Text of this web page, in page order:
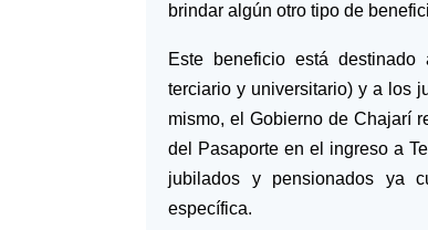
brindar algún otro tipo de
Este beneficio está
terciario y universitario) y a los
mismo, el Gobierno de Chajarí
del Pasaporte en el ingreso a
jubilados y pensionados ya
específica.